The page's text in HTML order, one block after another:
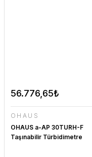
56.776,65₺
OHAUS
OHAUS a-AP 30TURH-F
Taşınabilir Türbidimetre